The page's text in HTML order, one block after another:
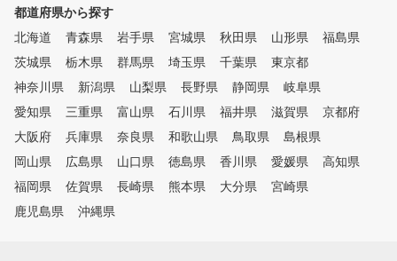
都道府県から探す
北海道
青森県 岩手県 宮城県 秋田県 山形県
福島県
茨城県
栃木県 群馬県 埼玉県 千葉県
東京都
神奈川県
新潟県 山梨県 長野県 静岡県
岐阜県
愛知県
三重県 富山県 石川県 福井県 滋賀県
京都府
大阪府
兵庫県 奈良県 和歌山県 鳥取県
島根県
岡山県
広島県 山口県 徳島県 香川県 愛媛県
高知県
福岡県
佐賀県 長崎県 熊本県 大分県
宮崎県
鹿児島県
沖縄県